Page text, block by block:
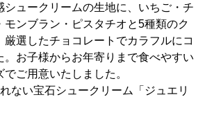
シュークリームの生地に、いちご・チ
モンブラン・ピスタチオと5種類のク
厳選したチョコレートでカラフルにコ
。お子様からお年寄りまで食べやすい
ご用意いたしました。
ない宝石シュークリーム「ジュエリ